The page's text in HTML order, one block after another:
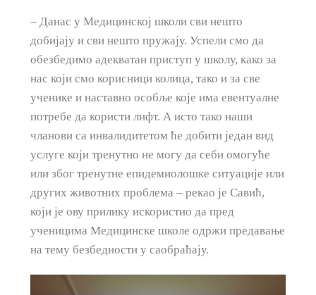
– Данас у Медицинској школи сви нешто
добијају и сви нешто пружају. Успели смо да
обезбедимо адекватан приступ у школу, како за
нас који смо корисници колица, тако и за све
ученике и наставно особље које има евентуалне
потребе да користи лифт. А исто тако наши
чланови са инвалидитетом ће добити један вид
услуге који тренутно не могу да себи омогуће
или због тренутне епидемиолошке ситуације или
других животних проблема – рекао је Савић,
који је ову прилику искористио да пред
ученицима Медицинске школе одржи предавање
на тему безбедности у саобраћају.